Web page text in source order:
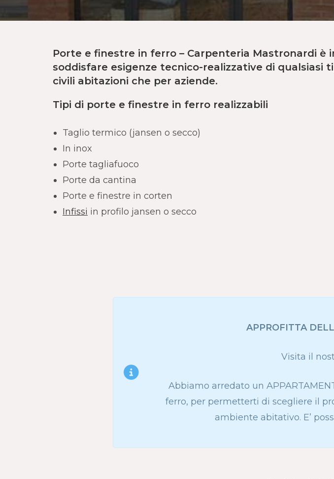
Porte e finestre in ferro – Carpenteria Mastronardi è
soddisfare esigenze tecnico-realizzative di qualsiasi
civili abitazioni che per aziende.
Tipi di porte e finestre in ferro realizzabili
Taglio termico (jansen o secco)
In inox
Porte tagliafuoco
Porte da cantina
Porte e finestre in corten
Infissi in profilo jansen o secco
APPROFITTA
Visita il
Abbiamo arredato un
ferro, per permetterti di scegliere il
ambiente abitativo. E’